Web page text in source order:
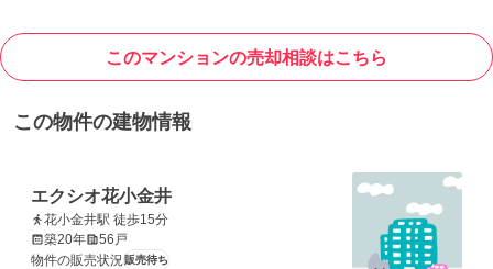
このマンションの売却相談はこちら
この物件の建物情報
エクシオ花小金井
花小金井駅 徒歩15分
築20年
56戸
物件の販売状況販売待ち